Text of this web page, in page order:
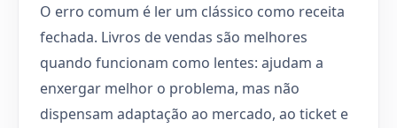
O erro comum é ler um clássico como receita
fechada. Livros de vendas são melhores
quando funcionam como lentes: ajudam a
enxergar melhor o problema, mas não
dispensam adaptação ao mercado, ao ticket e